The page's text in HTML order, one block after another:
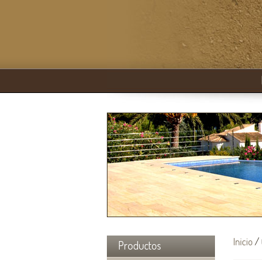
Productos
Inicio /